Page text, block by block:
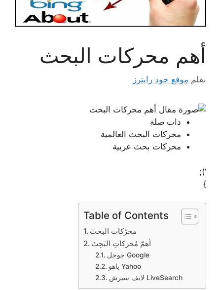
أهم محركات البحث
بقلم موقع جود رايترز
ذات صلة
محركات البحث العالمية
محركات بحث عربية
‘);
}
Table of Contents
محرّكات البحث
أهمّ مُحركاتِ البَحِث
جوجل Google
ياهو Yahoo
لايف سيرش LiveSearch